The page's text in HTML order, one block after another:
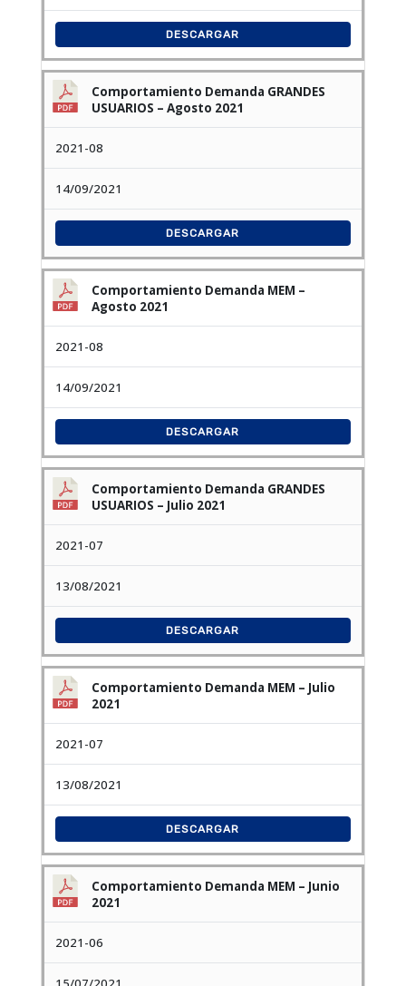
DESCARGAR
Comportamiento Demanda GRANDES
USUARIOS – Agosto 2021
2021-08
14/09/2021
DESCARGAR
Comportamiento Demanda MEM –
Agosto 2021
2021-08
14/09/2021
DESCARGAR
Comportamiento Demanda GRANDES
USUARIOS – Julio 2021
2021-07
13/08/2021
DESCARGAR
Comportamiento Demanda MEM – Julio
2021
2021-07
13/08/2021
DESCARGAR
Comportamiento Demanda MEM – Junio
2021
2021-06